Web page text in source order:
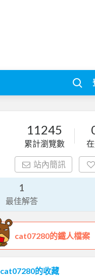
11245
累計瀏覽數
站內簡訊
1
最佳解答
cat07280的鐵人檔案
cat07280的收藏